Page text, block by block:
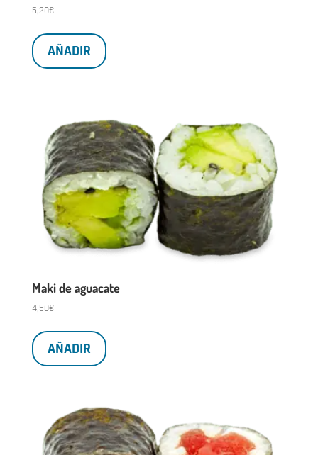
5,20€
AÑADIR
Maki de aguacate
4,50€
AÑADIR